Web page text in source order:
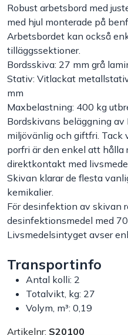
Arbetskläder
Plåtbyte
Monin
Handla efter bransch
Varumärken
Outlet
Om Bakers
Kontakt
Robust arbetsbord med
med hjul monterade på
Arbetsbordet kan också
tilläggssektioner.
Bordsskiva: 27 mm grå
Stativ: Vitlackat
mm
Maxbelastning: 400 kg
Bordskivans beläggning av
miljövänlig och giftfri. Tack
porfri är den enkel att hålla
direktkontakt med
Skivan klarar de flesta
kemikalier.
För desinfektion av skivan
desinfektionsmedel med
Livsmedelsintyget avser
Transportinfo
Antal kolli: 2
Totalvikt, kg: 27
Volym, m³: 0,19
Artikelnr: S20100